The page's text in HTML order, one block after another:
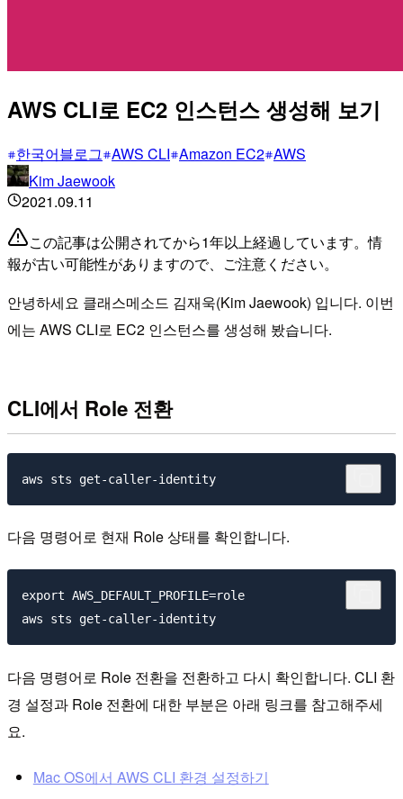
AWS CLI로 EC2 인스턴스 생성해 보기
한국어블로그 AWS CLI Amazon EC2 AWS
Kim Jaewook
2021.09.11
この記事は公開されてから1年以上経過しています。情
報が古い可能性がありますので、ご注意ください。
안녕하세요 클래스메소드 김재욱(Kim Jaewook) 입니다. 이번
에는 AWS CLI로 EC2 인스턴스를 생성해 봤습니다.
CLI에서 Role 전환
다음 명령어로 현재 Role 상태를 확인합니다.
export AWS_DEFAULT_PROFILE=role
다음 명령어로 Role 전환을 전환하고 다시 확인합니다. CLI 환
경 설정과 Role 전환에 대한 부분은 아래 링크를 참고해주세
요.
Mac OS에서 AWS CLI 환경 설정하기